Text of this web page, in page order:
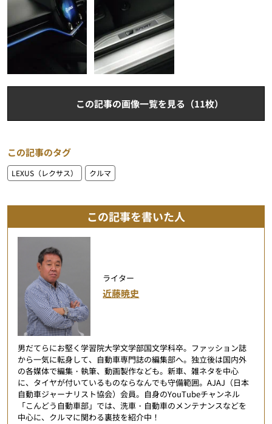
この記事の画像一覧を見る（11枚）
この記事のタグ
LEXUS（レクサス） クルマ
この記事を書いた人
ライター
近藤暁史
男だてらにお堅く学習院大学文学部国文学科卒。ファッション誌
から一気に転身して、自動車専門誌の編集部へ。独立後は国内外
の各媒体で編集・執筆、動画製作なども。新車、雑ネタを中心
に、タイヤが付いているものならなんでも守備範囲。AJAJ（日本
自動車ジャーナリスト協会）会員。自身のYouTubeチャンネル
「こんどう自動車部」では、洗車・自動車のメンテナンスなどを
中心に、クルマに関わる裏技を紹介中！